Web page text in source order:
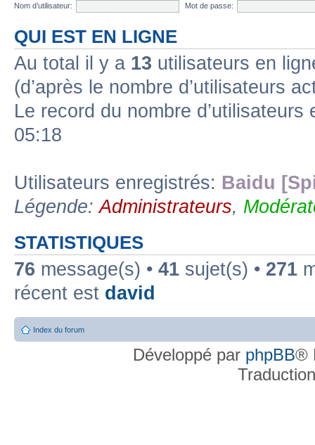
Nom d’utilisateur:
Mot de passe:
QUI EST EN LIGNE
Au total il y a 13 utilisateurs en
(d’après le nombre d’utilisateurs
Le record du nombre
05:18
Utilisateurs enregistrés: Baidu
Légende:Administrateurs,
STATISTIQUES
76 message(s) • 41 sujet(s) • 271
récent est david
Index du forum
Développé par phpBB®